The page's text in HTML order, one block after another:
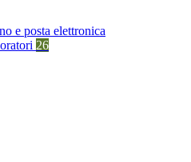
e posta elettronica
26